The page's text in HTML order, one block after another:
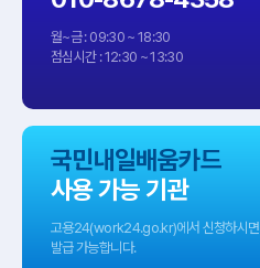
월~금 : 09:30 ~ 18:30
점심시간 : 12:30 ~ 13:30
국민내일배움카드
사용 가능 기관
고용24(work24.go.kr)에서 신청하시면
발급 가능합니다.